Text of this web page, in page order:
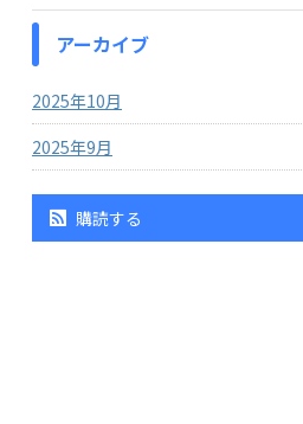
アーカイブ
2025年10月
2025年9月
購読する